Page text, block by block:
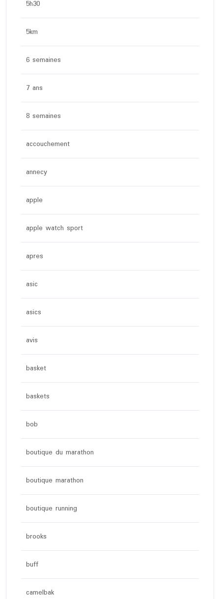
5h30
5km
6 semaines
7 ans
8 semaines
accouchement
annecy
apple
apple watch sport
apres
asic
asics
avis
basket
baskets
bob
boutique du marathon
boutique marathon
boutique running
brooks
buff
camelbak